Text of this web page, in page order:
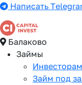
Написать
Балаково
Займы
Инвесторам
Займ под